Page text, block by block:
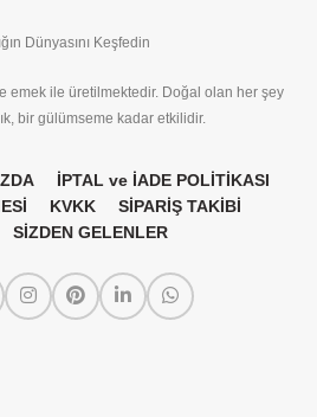
Dünyasını Keşfedin
emek ile üretilmektedir. Doğal olan her şey
bir gülümseme kadar etkilidir.
İPTAL ve İADE POLİTİKASI
KVKK
SİPARİŞ TAKİBİ
SİZDEN GELENLER